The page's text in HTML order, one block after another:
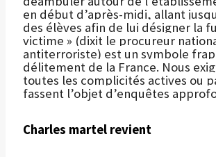
en début d’après-midi, allant
des élèves afin de lui désigner la
victime » (dixit le procureur
antiterroriste) est un symbole
délitement de la France. Nous
toutes les complicités actives ou
fassent l’objet d’enquêtes
Charles martel revient